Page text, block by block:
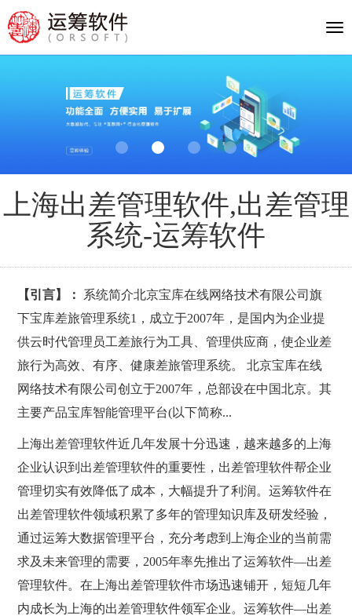
上海出差管理软件,出差管理
系统-运筹软件
【引言】：
系统简介北京宝库在线网络技术有限公司旗
下宝库差旅管理系统1，成立于2007年，是国内为企业提
供云时代管理员工差旅行为工具、管理供应商，使企业差
旅行为高效、有序、健康差旅管理系统。 北京宝库在线
网络技术有限公司创立于2007年，总部设在中国北京。其
主要产品宝库智能管理平台(以下简称...
上海出差管理软件近几年发展十分迅速，越来越多的上海
企业认识到出差管理软件的重要性，出差管理软件帮企业
管理切实有效降低了成本，大幅提升了利润。运筹软件在
出差管理软件领域积累了多年的管理知识库及研发经验，
通过运筹大数据管理平台，充分考虑到上海企业的当前需
求及未来管理的需要，2005年率先推出了运筹软件—出差
管理软件。在上海出差管理软件市场迅速铺开，短短几年
内成长为上海的出差管理软件领军企业。运筹软件—出差